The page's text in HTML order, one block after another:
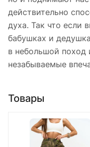
действительно
духа. Так что если
бабушках и
в небольшой поход
незабываемые
Товары